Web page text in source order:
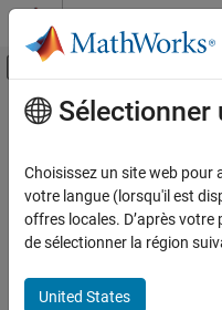
Passer au contenu
Activer/
Accueil de la documentation
Risk Management Toolbox
Corporate Credit Risk
Simulate Default Credit Risk
Contenu principal
Bootstrap
Bonds
Bootstrap default
Financial Toolbox™
available in Financial
Sélectionner
Choisissez un site web
votre langue (lorsqu'il est
offres locales. D’après
de sélectionner la région
United States